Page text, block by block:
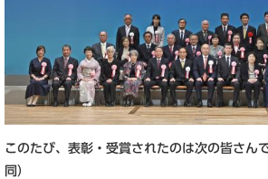
このたび、表彰・受賞されたのは次の皆さん
同）